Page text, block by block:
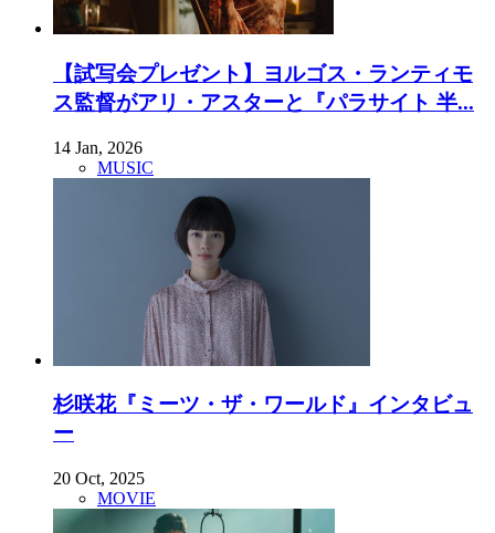
【試写会プレゼント】ヨルゴス・ランティモ
ス監督がアリ・アスターと『パラサイト 半...
14 Jan, 2026
MUSIC
杉咲花『ミーツ・ザ・ワールド』インタビュ
ー
20 Oct, 2025
MOVIE